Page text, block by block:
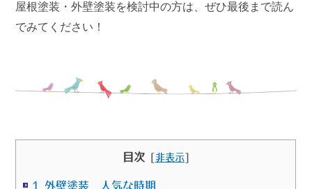
屋根塗装・外壁塗装を検討中の方は、ぜひ最後まで読ん
でみてください！
目次 非表示]
1 外壁塗装 人気な時期